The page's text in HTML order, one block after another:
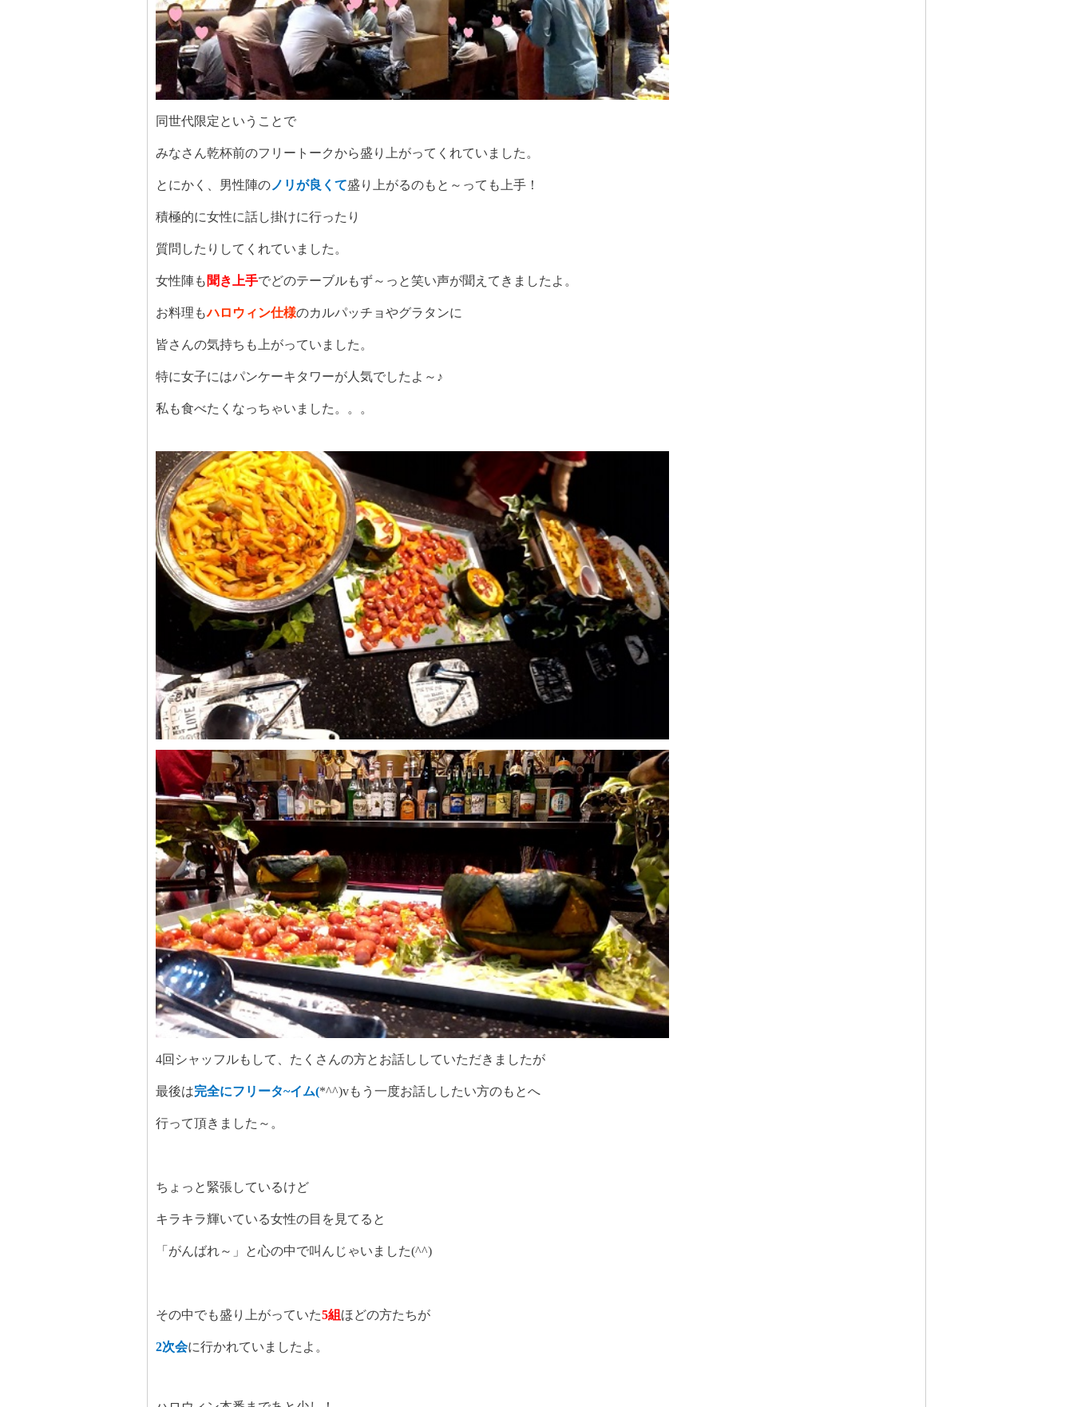
同世代限定ということで
みなさん乾杯前のフリートークから盛り上がってくれていました。
とにかく、男性陣の ノリが良くて盛り上がるのもと～っても上手！
積極的に女性に話し掛けに行ったり
質問したりしてくれていました。
女性陣も 聞き上手でどのテーブルもず～っと笑い声が聞えてきましたよ。
お料理もハロウィン仕様のカルパッチョやグラタンに
皆さんの気持ちも上がっていました。
特に女子にはパンケーキタワーが人気でしたよ～♪
私も食べたくなっちゃいました。。。
4回シャッフルもして、たくさんの方とお話ししていただきましたが
最後は完全にフリータ~イム(*^^)vもう一度お話ししたい方のもとへ
行って頂き ました～。
ちょっと緊張しているけど
キラキラ輝いている女性の目を見てると
「がんばれ～」と心の中で叫んじゃいました(^^)
その中でも盛り上がっていた5組 ほどの方たちが
2次会に行かれていましたよ。